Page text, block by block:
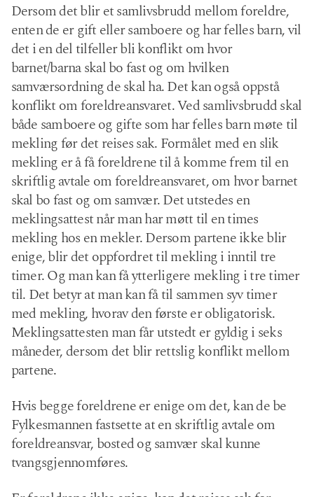
Dersom det blir et samlivsbrudd mellom foreldre,
enten de er gift eller samboere og har felles barn, vil
det i en del tilfeller bli konflikt om hvor
barnet/barna skal bo fast og om hvilken
samværsordning de skal ha. Det kan også oppstå
konflikt om foreldreansvaret. Ved samlivsbrudd skal
både samboere og gifte som har felles barn møte til
mekling før det reises sak. Formålet med en slik
mekling er å få foreldrene til å komme frem til en
skriftlig avtale om foreldreansvaret, om hvor barnet
skal bo fast og om samvær. Det utstedes en
meklingsattest når man har møtt til en times
mekling hos en mekler. Dersom partene ikke blir
enige, blir det oppfordret til mekling i inntil tre
timer. Og man kan få ytterligere mekling i tre timer
til. Det betyr at man kan få til sammen syv timer
med mekling, hvorav den første er obligatorisk.
Meklingsattesten man får utstedt er gyldig i seks
måneder, dersom det blir rettslig konflikt mellom
partene.
Hvis begge foreldrene er enige om det, kan de be
Fylkesmannen fastsette at en skriftlig avtale om
foreldreansvar, bosted og samvær skal kunne
tvangsgjennomføres.